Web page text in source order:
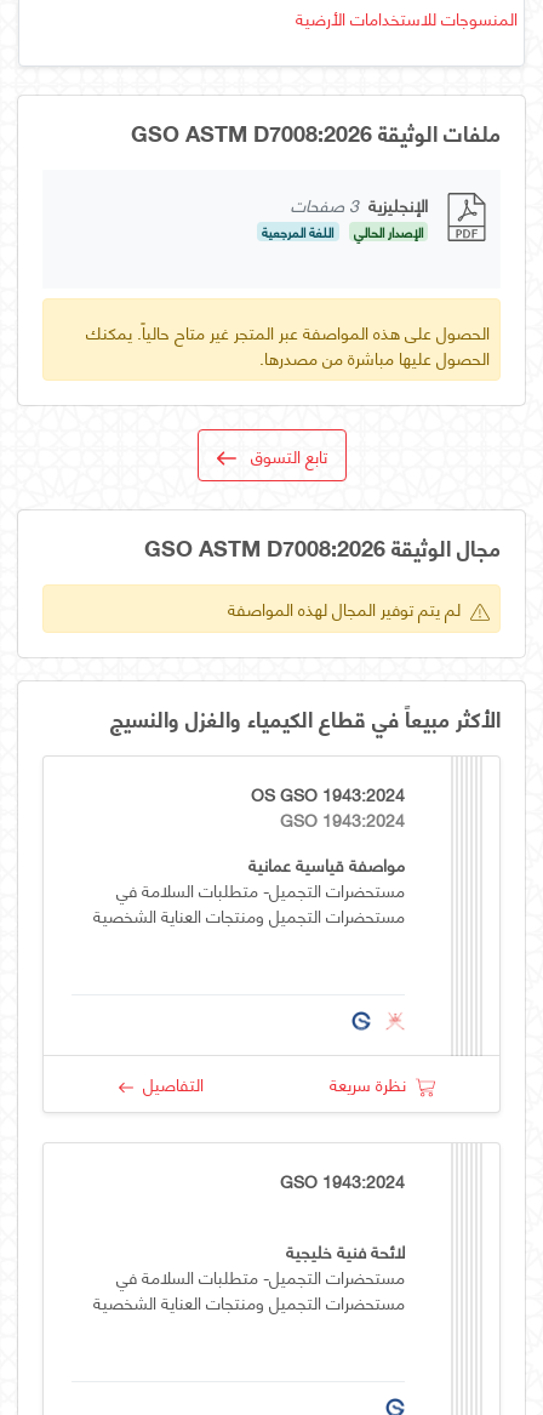
المنسوجات للاستخدامات الأرضية
ملفات الوثيقة GSO ASTM D7008:2026
الإنجليزية 3 صفحات
الإصدار الحالي اللغة المرجعية
الحصول على هذه المواصفة عبر المتجر غير متاح حالياً. يمكنك
الحصول عليها مباشرة من مصدرها.
تابع التسوق
مجال الوثيقة GSO ASTM D7008:2026
لم يتم توفير المجال لهذه المواصفة
الأكثر مبيعاً في قطاع الكيمياء والغزل والنسيج
OS GSO 1943:2024
GSO 1943:2024
مواصفة قياسية عمانية
مستحضرات التجميل- متطلبات السلامة في
مستحضرات التجميل ومنتجات العناية الشخصية
نظرة سريعة التفاصيل
GSO 1943:2024
لائحة فنية خليجية
مستحضرات التجميل- متطلبات السلامة في
مستحضرات التجميل ومنتجات العناية الشخصية